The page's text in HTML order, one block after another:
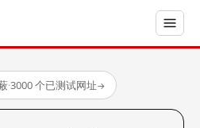
·3000 个已测试网址→